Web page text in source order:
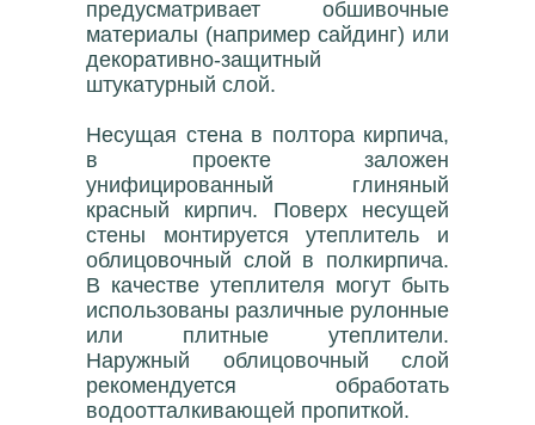
предусматривает обшивочные
материалы (например сайдинг) или
декоративно-защитный
штукатурный слой.
Несущая стена в полтора кирпича,
в проекте заложен
унифицированный глиняный
красный кирпич. Поверх несущей
стены монтируется утеплитель и
облицовочный слой в полкирпича.
В качестве утеплителя могут быть
использованы различные рулонные
или плитные утеплители.
Наружный облицовочный слой
рекомендуется обработать
водоотталкивающей пропиткой.